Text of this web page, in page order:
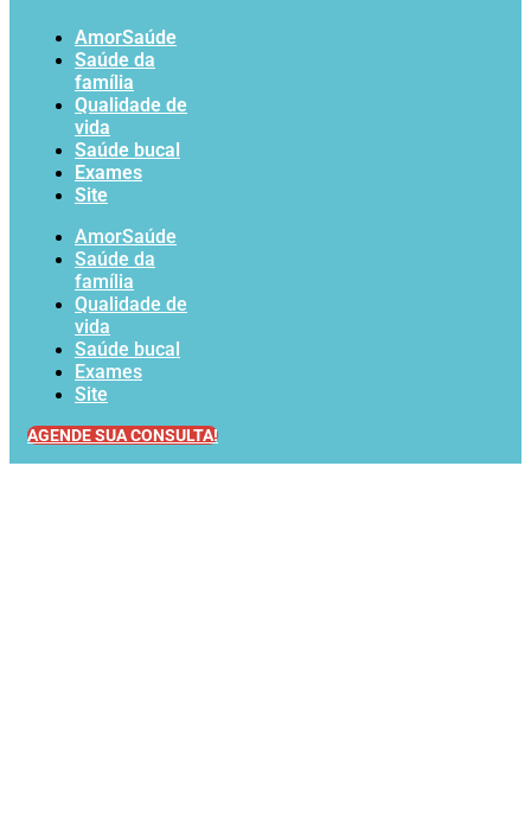
AmorSaúde
Saúde da
família
Qualidade de
vida
Saúde bucal
Exames
Site
AmorSaúde
Saúde da
família
Qualidade de
vida
Saúde bucal
Exames
Site
AGENDE SUA CONSULTA!